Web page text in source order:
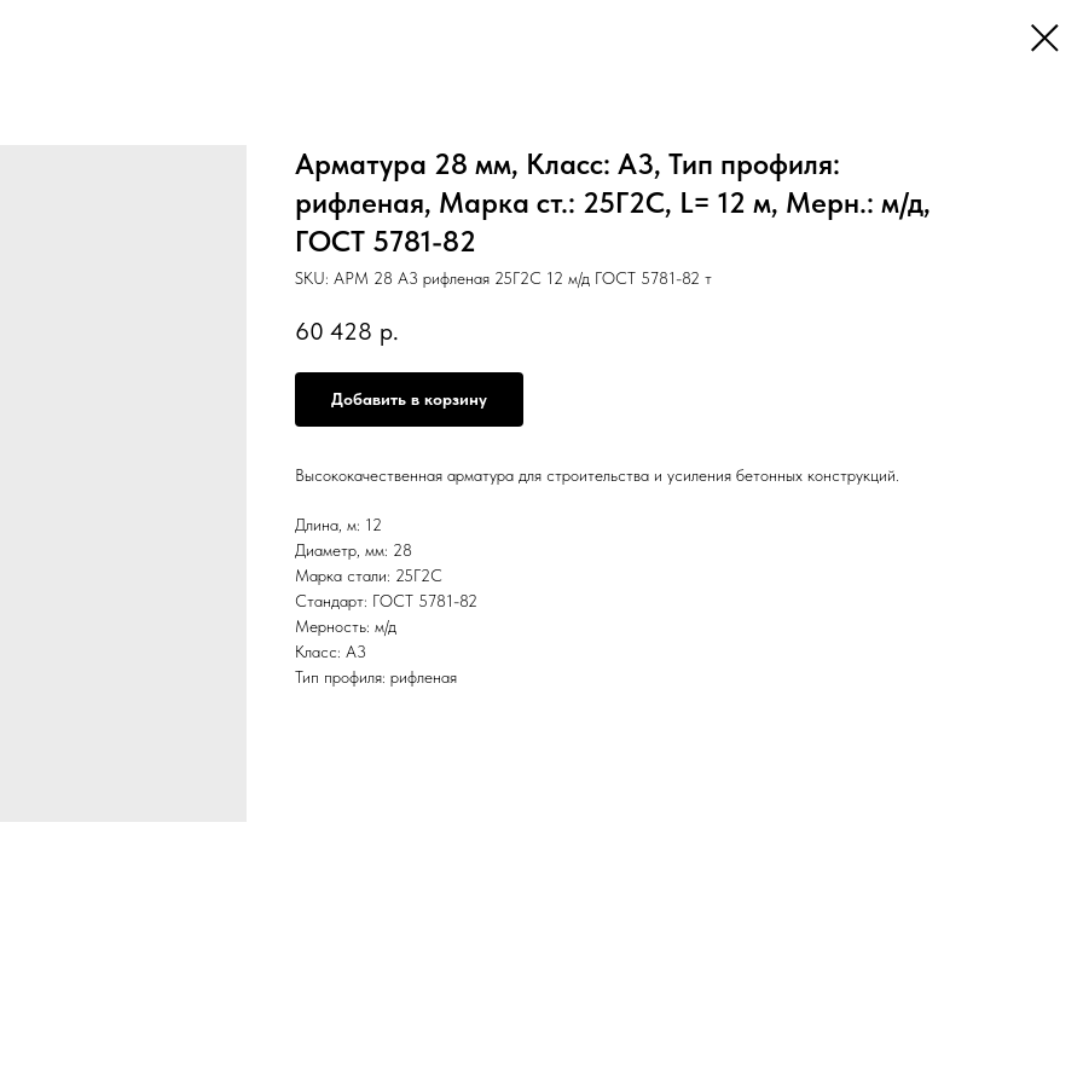
Арматура 28 мм, Класс: А3, Тип профиля:
рифленая, Марка ст.: 25Г2С, L= 12 м, Мерн.: м/д,
ГОСТ 5781-82
SKU: АРМ 28 А3 рифленая 25Г2С 12 м/д ГОСТ 5781-82 т
60 428 р.
Добавить в корзину
Высококачественная арматура для строительства и усиления бетонных конструкций.
Длина, м: 12
Диаметр, мм: 28
Марка стали: 25Г2С
Стандарт: ГОСТ 5781-82
Мерность: м/д
Класс: А3
Тип профиля: рифленая